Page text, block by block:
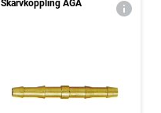
Skarvkoppling AGA